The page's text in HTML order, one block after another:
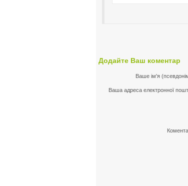
Додайте Ваш коментар
Ваше ім'я
Ваша адреса електронної